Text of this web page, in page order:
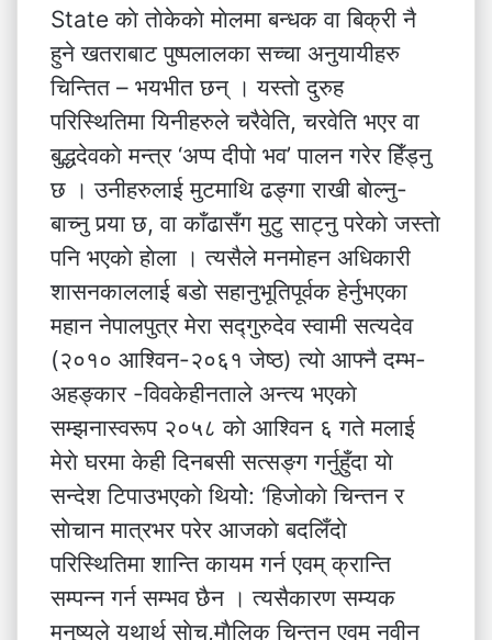
State काे ताेकेकाे माेलमा बन्धक वा बिक्री नै
हुने खतराबाट पुष्पलालका सच्चा अनुयायीहरु
चिन्तित – भयभीत छन् । यस्ताे दुरुह
परिस्थितिमा यिनीहरुले चरैवेति, चर‌वेति भएर वा
बुद्धदेवकाे मन्त्र ‘अप्प दीपाे भव’ पालन गरेर हिँड्नु
छ । उनीहरुलाई मुटमाथि ढङ्गा राखी बाेल्नु-
बाच्नु पर्‍या छ, वा काँढासँग मुटु साट्नु परेकाे जस्ताे
पनि भएकाे हाेला । त्यसैले मनमाेहन अधिकारी
शासनकाललाई बडाे सहानुभूतिपूर्वक हेर्नुभएका
महान नेपालपुत्र मेरा सद्गुरुदेव स्वामी सत्यदेव
(२०१० आश्विन-२०६१ जेष्ठ) त्याे आफ्नै दम्भ-
अहङ्कार -विवकेहीनताले अन्त्य भएकाे
सम्झनास्वरूप २०५८ काे आश्विन ६ गते मलाई
मेराे घरमा केही दिनबसी सत्सङ्ग गर्नुहुँदा याे
सन्देश टिपाउभएकाे थियोे: ‘हिजाेकाे चिन्तन र
साेचान मात्रभर परेर आजकाे बदलिँदाे
परिस्थितिमा शान्ति कायम गर्न एवम् क्रान्ति
सम्पन्न गर्न सम्भव छैन । त्यसैकारण सम्यक
मनुष्यले यथार्थ साेच,माैलिक चिन्तन एवम् नवीन